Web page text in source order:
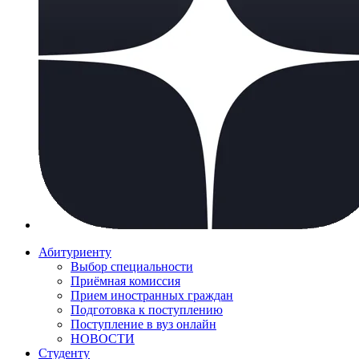
Абитуриенту
Выбор специальности
Приёмная комиссия
Прием иностранных граждан
Подготовка к поступлению
Поступление в вуз онлайн
НОВОСТИ
Студенту